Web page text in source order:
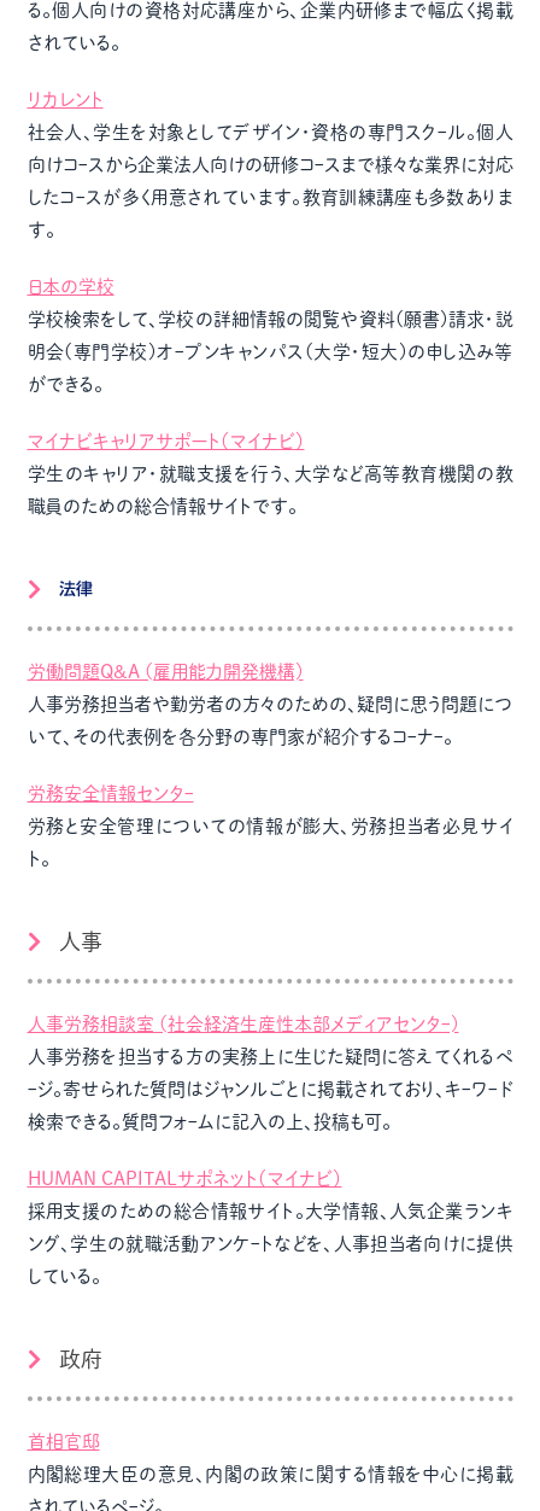
る。個人向けの資格対応講座から、企業内研修まで幅広く掲載
されている。
リカレント
社会人、学生を対象としてデザイン・資格の専門スクｰル。個人
向けコｰスから企業法人向けの研修コｰスまで様々な業界に対応
したコｰスが多く用意されています。教育訓練講座も多数ありま
す。
日本の学校
学校検索をして、学校の詳細情報の閲覧や資料(願書)請求・説
明会(専門学校)オｰプンキャンパス(大学・短大)の申し込み等
ができる。
マイナビキャリアサポート（マイナビ）
学生のキャリア・就職支援を行う、大学など高等教育機関の教
職員のための総合情報サイトです。
労働問題Q&A (雇用能力開発機構)
人事労務担当者や勤労者の方々のための、疑問に思う問題につ
いて、その代表例を各分野の専門家が紹介するコｰナｰ。
労務安全情報センタｰ
労務と安全管理についての情報が膨大、労務担当者必見サイ
ト。
人事
人事労務相談室 (社会経済生産性本部メディアセンタｰ)
人事労務を担当する方の実務上に生じた疑問に答えてくれるペ
ｰジ。寄せられた質問はジャンルごとに掲載されており、キｰワｰド
検索できる。質問フォｰムに記入の上、投稿も可。
HUMAN CAPITALサポネット（マイナビ）
採用支援のための総合情報サイト。大学情報、人気企業ランキ
ング、学生の就職活動アンケｰトなどを、人事担当者向けに提供
している。
政府
首相官邸
内閣総理大臣の意見、内閣の政策に関する情報を中心に掲載
されているペｰジ。